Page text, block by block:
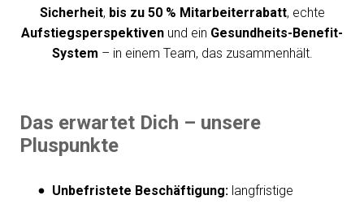
Sicherheit, bis zu 50 % Mitarbeiterrabatt, echte
Aufstiegsperspektiven und ein Gesundheits-Benefit-
System – in einem Team, das zusammenhält.
Das erwartet Dich – unsere
Pluspunkte
Unbefristete Beschäftigung: langfristige